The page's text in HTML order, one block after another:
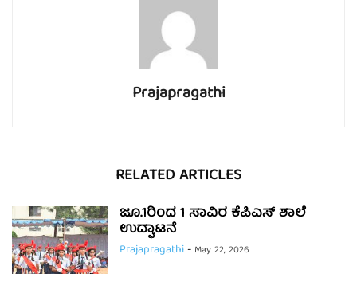
Prajapragathi
RELATED ARTICLES
ಜೂ.1ರಿಂದ 1 ಸಾವಿರ ಕೆಪಿಎಸ್ ಶಾಲೆ
ಉದ್ಘಾಟನೆ
Prajapragathi- May 22, 2026